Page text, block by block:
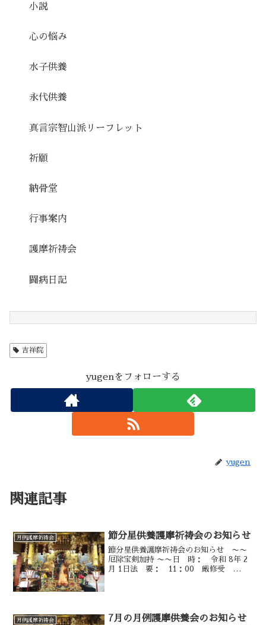
小説
心の悩み
水子供養
永代供養
真言宗智山派リーフレット
祈願
納骨堂
行事案内
護摩祈祷会
闘病日記
吉祥院
yugenをフォローする
yugen
関連記事
月例護摩祈祷会 節分星供養護摩祈祷会のお知らせ
節分星供養護摩祈祷会のお知らせ 〜〜
厄除宝剣加持 〜〜日 時： 令和 8年 2
月 1日法 要： 11：00 厳修受
月例護摩祈祷会 7月の月例護摩供養会のお知らせ